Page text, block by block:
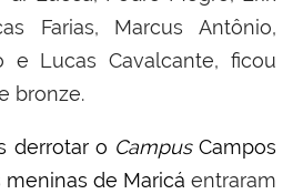
Farias, Marcus Antônio,
e Lucas Cavalcante, ficou
bronze.
derrotar o CampusCampos
meninas de Maricá entraram